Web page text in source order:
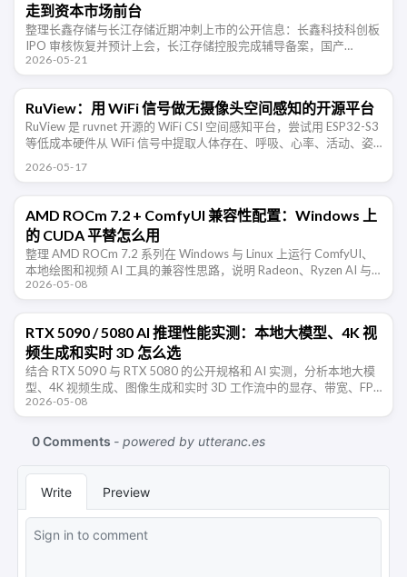
走到资本市场前台
整理长鑫存储与长江存储近期冲刺上市的公开信息：长鑫科技科创板
IPO 审核恢复并预计上会，长江存储控股完成辅导备案，国产
DRAM 与 NAND 两条主线正在同时走向资本市场。
2026-05-21
RuView：用 WiFi 信号做无摄像头空间感知的开源平台
RuView 是 ruvnet 开源的 WiFi CSI 空间感知平台，尝试用 ESP32-S3
等低成本硬件从 WiFi 信号中提取人体存在、呼吸、心率、活动、姿
2026-05-17
AMD ROCm 7.2 + ComfyUI 兼容性配置：Windows 上
的 CUDA 平替怎么用
整理 AMD ROCm 7.2 系列在 Windows 与 Linux 上运行 ComfyUI、
本地绘图和视频 AI 工具的兼容性思路，说明 Radeon、Ryzen AI 与
CUDA 平替路线的取 …
2026-05-08
RTX 5090 / 5080 AI 推理性能实测：本地大模型、4K 视
频生成和实时 3D 怎么选
结合 RTX 5090 与 RTX 5080 的公开规格和 AI 实测，分析本地大模
型、4K 视频生成、图像生成和实时 3D 工作流中的显存、带宽、FP4
与软件生态取舍。
2026-05-08